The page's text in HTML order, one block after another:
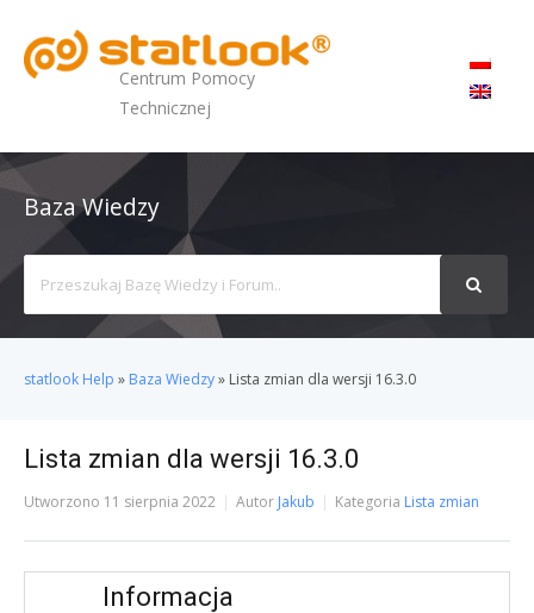
Centrum Pomocy
Technicznej
Baza Wiedzy
For
statlook Help » Baza Wiedzy» Lista zmian dla wersji 16.3.0
Lista zmian dla wersji 16.3.0
Utworzono 11 sierpnia 2022 Autor Jakub Kategoria Lista zmian
Informacja